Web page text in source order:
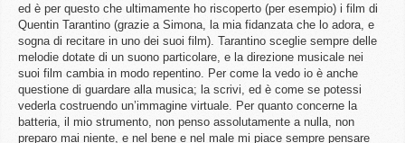
ed è per questo che ultimamente ho riscoperto (per esempio) i film di
Quentin Tarantino (grazie a Simona, la mia fidanzata che lo adora, e
sogna di recitare in uno dei suoi film). Tarantino sceglie sempre delle
melodie dotate di un suono particolare, e la direzione musicale nei
suoi film cambia in modo repentino. Per come la vedo io è anche
questione di guardare alla musica; la scrivi, ed è come se potessi
vederla costruendo un’immagine virtuale. Per quanto concerne la
batteria, il mio strumento, non penso assolutamente a nulla, non
preparo mai niente, e nel bene e nel male mi piace sempre pensare